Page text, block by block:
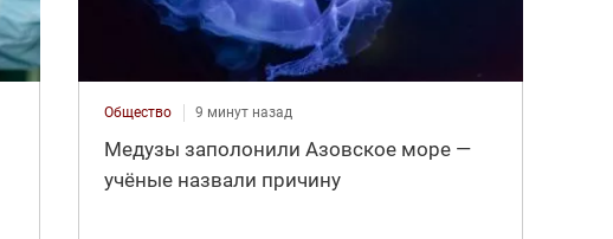
Общество 9 минут назад
Медузы заполонили Азовское море —
учёные назвали причину